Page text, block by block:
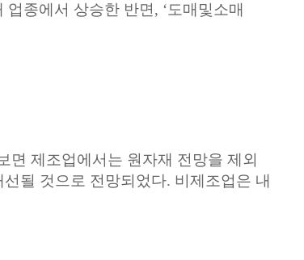
업종에서 상승한 반면 , ‘도매및소매
면 제조업에서는 원자재 전망을 제외
선될 것으로 전망되었다. 비제조업은 내